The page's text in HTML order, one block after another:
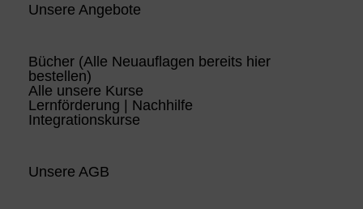
Unsere Angebote
Bücher (Alle Neuauflagen bereits hier
bestellen)
Alle unsere Kurse
Lernförderung | Nachhilfe
Integrationskurse
Unsere AGB